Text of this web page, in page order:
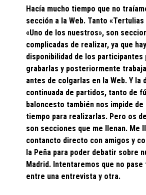
Hacía mucho tiempo que no
sección a la Web. Tanto
«Uno de los nuestros», son
complicadas de realizar, ya que
disponibilidad de los participantes
grabarlas y posteriormente
antes de colgarlas en la Web. Y la
continuada de partidos, tanto de
baloncesto también nos impide de
tiempo para realizarlas. Pero os
son secciones que me llenan. Me
contancto directo con amigos y
la Peña para poder debatir sobre
Madrid. Intentaremos que no
entre una entrevista y otra.